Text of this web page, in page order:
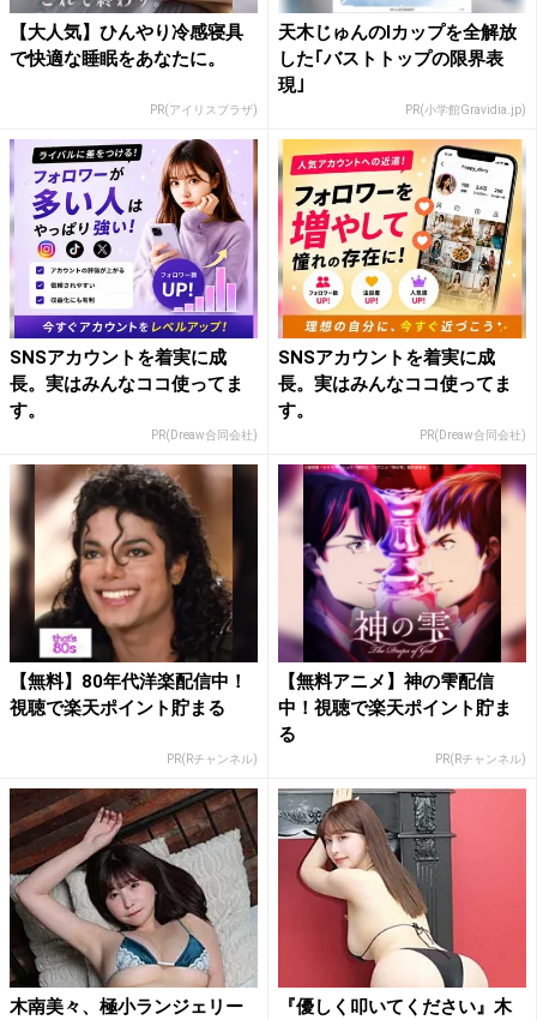
【大人気】ひんやり冷感寝具
で快適な睡眠をあなたに。
PR(アイリスプラザ)
天木じゅんのIカップを全解放
した｢バストトップの限界表
現｣
PR(小学館Gravidia.jp)
SNSアカウントを着実に成
長。実はみんなココ使ってま
す。
PR(Dreaw合同会社)
SNSアカウントを着実に成
長。実はみんなココ使ってま
す。
PR(Dreaw合同会社)
【無料】80年代洋楽配信中！
視聴で楽天ポイント貯まる
PR(Rチャンネル)
【無料アニメ】神の雫配信
中！視聴で楽天ポイント貯ま
る
PR(Rチャンネル)
木南美々、極小ランジェリー
『優しく叩いてください』木